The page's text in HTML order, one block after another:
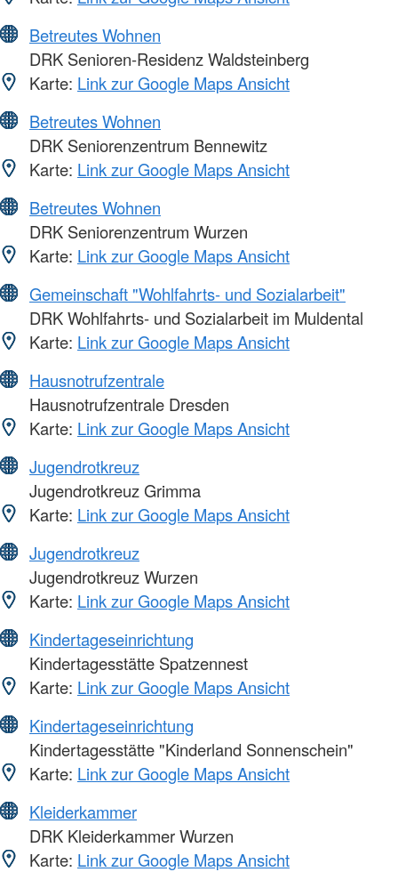
Betreutes Wohnen
DRK Senioren-Residenz Waldsteinberg
Karte: Link zur Google Maps Ansicht
Betreutes Wohnen
DRK Seniorenzentrum Bennewitz
Karte: Link zur Google Maps Ansicht
Betreutes Wohnen
DRK Seniorenzentrum Wurzen
Karte: Link zur Google Maps Ansicht
Gemeinschaft "Wohlfahrts- und Sozialarbeit"
DRK Wohlfahrts- und Sozialarbeit im Muldental
Karte: Link zur Google Maps Ansicht
Hausnotrufzentrale
Hausnotrufzentrale Dresden
Karte: Link zur Google Maps Ansicht
Jugendrotkreuz
Jugendrotkreuz Grimma
Karte: Link zur Google Maps Ansicht
Jugendrotkreuz
Jugendrotkreuz Wurzen
Karte: Link zur Google Maps Ansicht
Kindertageseinrichtung
Kindertagesstätte Spatzennest
Karte: Link zur Google Maps Ansicht
Kindertageseinrichtung
Kindertagesstätte "Kinderland Sonnenschein"
Karte: Link zur Google Maps Ansicht
Kleiderkammer
DRK Kleiderkammer Wurzen
Karte: Link zur Google Maps Ansicht